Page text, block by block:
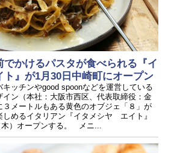
でかけるパスタが食べられる『イ
』が1月30日中崎町にオープン
キッチンやgood spoonなどを運営している
ン（本社：大阪市西区、代表取締役：金
メートルもある黄色のオブジェ「８」が
しめるイタリアン『イタメシヤ エイト』
）オープンする。 メニ...